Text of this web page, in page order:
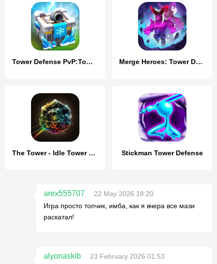
Tower Defense PvP:Tower Royale Merge Heroes: Tower Defense
The Tower - Idle Tower Defense Stickman Tower Defense
arex555707
22 May 2026 18:20
Игра просто топчик, имба, как я вчера все мази
раскатал!
alyonaskib
23 February 2026 01:53